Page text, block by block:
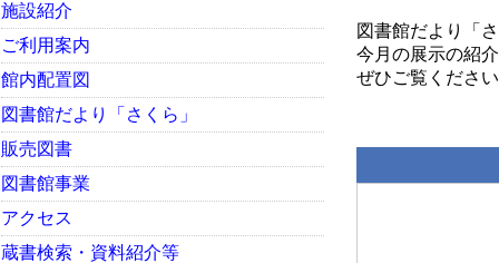
図書館だより「
今月の展示の紹
ぜひご覧くださ
施設紹介
ご利用案内
館内配置図
図書館だより「さくら」
販売図書
図書館事業
アクセス
蔵書検索・資料紹介等